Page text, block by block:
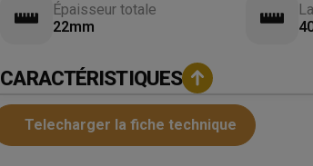
Épaisseur totale
22mm
CARACTÉRISTIQUES
Telecharger la fiche technique